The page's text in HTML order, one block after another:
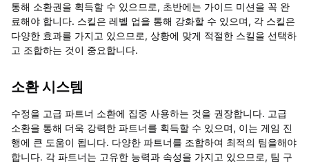
통해 소환권을 획득할 수 있으므로, 초반에는 가이드 미션을 꼭 완
료해야 합니다. 스킬은 레벨 업을 통해 강화할 수 있으며, 각 스킬은
다양한 효과를 가지고 있으므로, 상황에 맞게 적절한 스킬을 선택하
고 조합하는 것이 중요합니다.
소환 시스템
수정을 고급 파트너 소환에 집중 사용하는 것을 권장합니다. 고급
소환을 통해 더욱 강력한 파트너를 획득할 수 있으며, 이는 게임 진
행에 큰 도움이 됩니다. 다양한 파트너를 조합하여 최적의 팀을해야
합니다. 각 파트너는 고유한 능력과 속성을 가지고 있으므로, 팀 구